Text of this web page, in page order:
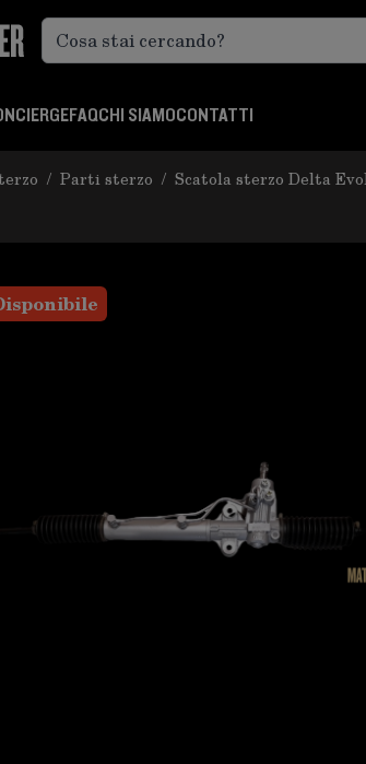
FAQCHI SIAMOCONTATTI
/ Parti sterzo / Scatola sterzo Delta